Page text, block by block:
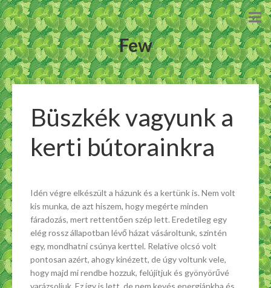
Few
Büszkék vagyunk a
kerti bútorainkra
Idén végre elkészült a házunk és a kertünk is. Nem volt
kis munka, de azt hiszem, hogy megérte minden
fáradozás, mert rettentően szép lett. Eredetileg egy
elég rossz állapotban lévő házat vásároltunk, szintén
egy, mondhatni csúnya kerttel. Relatíve olcsó volt
pontosan azért, ahogy kinézett, de úgy voltunk vele,
hogy majd mi rendbe hozzuk, felújítjuk és gyönyörűvé
varázsoljuk. Ez így is lett, de nem kevés energiánkba és